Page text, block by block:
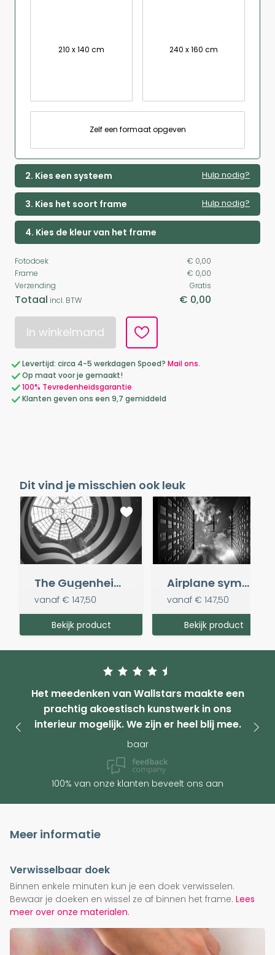
210 x 140 cm 240 x 160 cm
Zelf een formaat opgeven
2. Kies een systeem Hulp nodig?
3. Kies het soort frame Hulp nodig?
4. Kies de kleur van het frame
Fotodoek
€ 0,00
Frame
€ 0,00
Verzending
Gratis
Totaal incl. BTW € 0,00
In winkelmand
Levertijd: circa 4-5 werkdagen Spoed? Mail ons.
Op maat voor je gemaakt!
100% Tevredenheidsgarantie
Klanten geven ons een 9,7 gemiddeld
Dit vind je misschien ook leuk
The Gugenheim Museum
vanaf € 147,50
Bekijk product
Airplane symmetry
vanaf € 147,50
Bekijk product
Het meedenken van Wallstars maakte een
prachtig akoestisch kunstwerk in ons
interieur mogelijk. We zijn er heel blij mee.
baar
100% van onze klanten beveelt ons aan
Meer informatie
Verwisselbaar doek
Binnen enkele minuten kun je een doek verwisselen.
Bewaar je doeken en wissel ze af binnen het frame. Lees
meer over onze materialen.